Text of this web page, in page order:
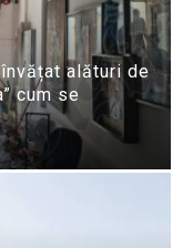
alături de
cum se